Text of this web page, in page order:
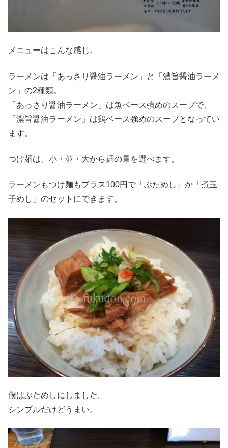
メニューはこんな感じ。
ラーメンは「あっさり醤油ラーメン」と「濃旨醤油ラーメ
ン」の2種類。
「あっさり醤油ラーメン」は魚ベース強めのスープで、
「濃旨醤油ラーメン」は鶏ベース強めのスープとなってい
ます。
つけ麺は、小・並・大から麺の量を選べます。
ラーメンもつけ麺もプラス100円で「ぶためし」か「煮玉
子めし」のセットにできます。
僕はぶためしにしました。
シンプルだけどうまい。